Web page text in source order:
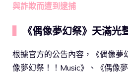
與詐欺而遭到逮捕
《偶像夢幻祭》天滿光
根據官方的公告內容，《偶像夢
像夢幻祭！！Music》、《偶像